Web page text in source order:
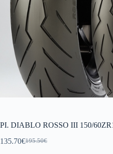
PI. DIABLO ROSSO III 150/
195.50€
135.70€